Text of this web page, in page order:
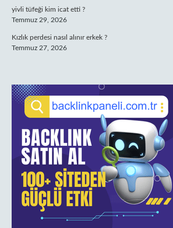
yivli tüfeği kim icat etti ?
Temmuz 29, 2026
Kızlık perdesi nasıl alınır erkek ?
Temmuz 27, 2026